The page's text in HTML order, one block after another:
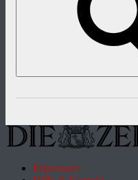
Impressum